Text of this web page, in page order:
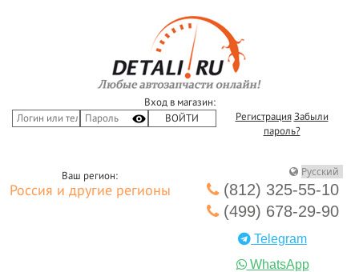
Вход в магазин:
Регистрация Забыли
пароль?
Ваш регион:
Россия и другие регионы
(812) 325-55-10
(499) 678-29-90
Telegram
WhatsApp